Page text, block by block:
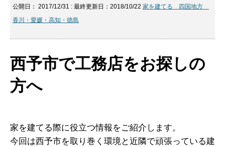
公開日： 2017/12/31 : 最終更新日：2018/10/22 家を建てる 四国地方
香川・愛媛・高知・徳島
西予市で工務店をお探しの
方へ
家を建てる際に役立つ情報をご紹介します。
今回は西予市を取り巻く環境と近隣で頑張っている建